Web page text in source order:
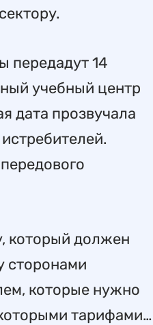
передадут 14
учебный центр
дата прозвучала
который должен
сторонами
которые нужно
тарифами…